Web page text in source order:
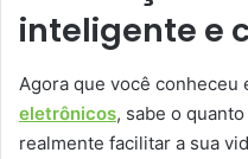
inteligente e
Agora que você conheceu
eletrônicos, sabe o
realmente facilitar a sua